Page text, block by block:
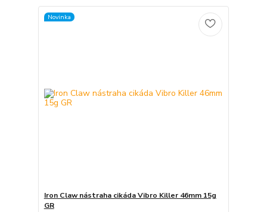
Novinka
Iron Claw nástraha cikáda Vibro Killer 46mm 15g
GR